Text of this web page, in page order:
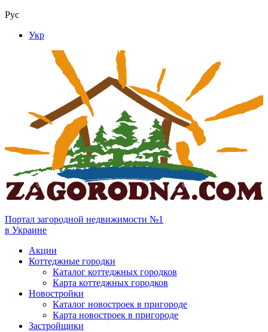
Рус
Укр
Портал загородной недвижимости №1
в Украине
Акции
Коттеджные городки
Каталог коттеджных городков
Карта коттеджных городков
Новостройки
Каталог новостроек в пригороде
Карта новостроек в пригороде
Застройщики